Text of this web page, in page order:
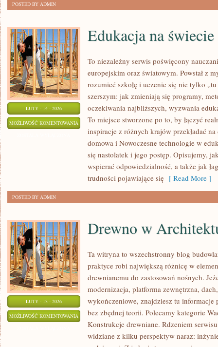
POSTED BY ADMIN
LUTY - 14 - 2026
MOŻLIWOŚĆ KOMENTOWANIA EDUKACJA
ŚWIECIE
Edukacja na świecie
To niezależny serwis poświęcony
europejskim oraz światowym. Powstał z
rozumieć szkołę i uczenie się nie tylko
szerszym: jak zmieniają się programy,
oczekiwania najbliższych, wyzwania
To miejsce stworzone po to, by łączyć
inspiracje z różnych krajów przekładać
domowa i Nowoczesne technologie w
się nastolatek i jego postęp. Opisujemy,
wspierać odpowiedzialność, a także jak
trudności pojawiające się [ Read More ]
POSTED BY ADMIN
LUTY - 13 - 2026
MOŻLIWOŚĆ KOMENTOWANIA DREWNO
ARCHITEKTURZE
Drewno w
Ta witryna to wszechstronny blog
praktyce robi największą różnicę w
drewnianemu do zastosowań nośnych.
modernizacja, platforma zewnętrzna,
wykończeniowe, znajdziesz tu informacje
bez zbędnej teorii. Polecamy kategorie
Konstrukcje drewniane. Rdzeniem
widziane z kilku perspektyw naraz: